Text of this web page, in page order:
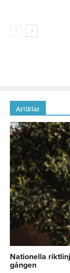
Artiklar
Nationella
gången